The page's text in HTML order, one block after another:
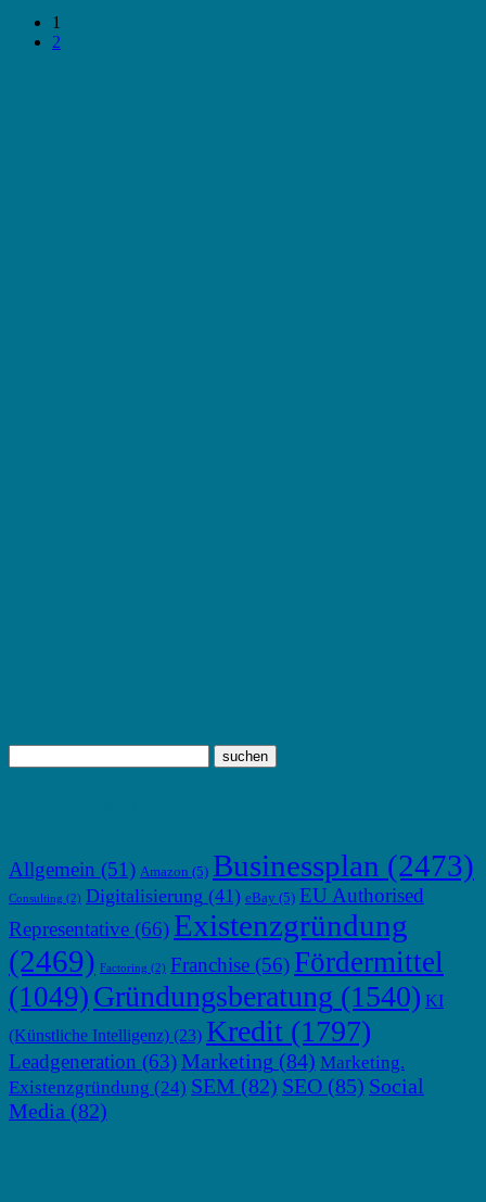
1
2
Allgemein (51) Amazon (5) Businessplan (2473)
Consulting (2) Digitalisierung (41) eBay (5) EU Authorised
Representative (66) Existenzgründung
(2469) Factoring (2) Franchise (56) Fördermittel
(1049) Gründungsberatung (1540) KI
(Künstliche Intelligenz) (23) Kredit (1797)
Leadgeneration (63)Marketing (84) Marketing.
Existenzgründung (24) SEM (82) SEO (85) Social
Media (82)